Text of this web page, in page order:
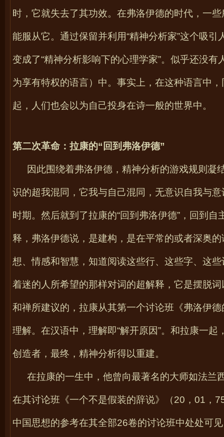
时，它就失去了其功效。在弗洛伊德的时代，一
能服从它。通过保留并利用“精神分析家”这个吸
变成了“精神分析影响下的心理学家”。似乎还没
为享有特权的语言）中。事实上，在这种语言中
起，人们也会以为自己投身在诗一般的世界中。
第二次革命：拉康的“回到弗洛伊德”
因此围绕着弗洛伊德，精神分析的游戏规则
识的超我混同，它我与自己混同，无意识自我与
时期。然后就到了拉康的“回到弗洛伊德”，回到
释，弗洛伊德说，是建构，是在平常的或者深奥
想、情感和智慧，知道阅读这些行、这些字、这
着迷的人所希望的那样对词的超解释，它是摆脱
和禅所建议的，拉康从其第一个讨论班《弗洛伊
理解。在汉语中，理解即“解开原因”。和拉康一
创造者，最终，精神分析得以重建。
在拉康的一生中，他曾向最著名的大师如法兰
在其讨论班《一个不是假装的辞说》（20 ， 01 ，
中国思想的参考在其全部26卷的讨论班中处处可